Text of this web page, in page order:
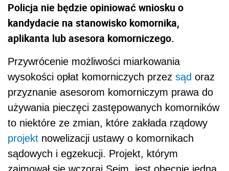
Policja nie będzie opiniować wniosku o
kandydacie na stanowisko komornika,
aplikanta lub asesora komorniczego.
Przywrócenie możliwości miarkowania
wysokości opłat komorniczych przez sąd oraz
przyznanie asesorom komorniczym prawa do
używania pieczęci zastępowanych komorników
to niektóre ze zmian, które zakłada rządowy
projekt nowelizacji ustawy o komornikach
sądowych i egzekucji. Projekt, którym